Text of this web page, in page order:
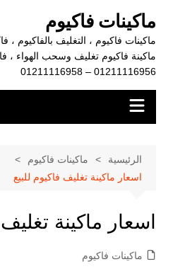
المحتوى
ماكينات فاكيوم
ماكينات فاكيوم ، التغليف بالفاكيوم ،
01211116956 – 01211116958
الرئيسية
ماكينات فاكيوم
اسعار ماكينة تغليف فاكيوم للبيع
اسعار ماكينة
ماكينات فاكيوم